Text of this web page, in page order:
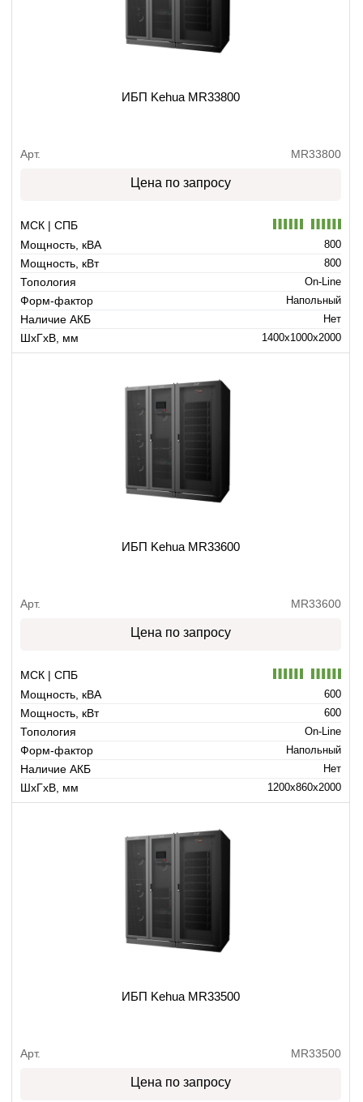
ИБП Kehua MR33800
Арт. MR33800
Цена по запросу
МСК | СПБ
Мощность, кВА
800
Мощность, кВт 800
Топология On-Line
Форм-фактор Напольный
Наличие АКБ Нет
ШхГхВ, мм 1400x1000x2000
ИБП Kehua MR33600
Арт. MR33600
Цена по запросу
МСК | СПБ
Мощность, кВА
600
Мощность, кВт 600
Топология On-Line
Форм-фактор Напольный
Наличие АКБ Нет
ШхГхВ, мм 1200x860x2000
ИБП Kehua MR33500
Арт. MR33500
Цена по запросу